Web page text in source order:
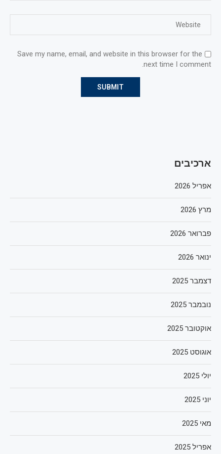
Save my name, email, and website in this browser for the
next time I comment.
ארכיבים
אפריל 2026
מרץ 2026
פברואר 2026
ינואר 2026
דצמבר 2025
נובמבר 2025
אוקטובר 2025
אוגוסט 2025
יולי 2025
יוני 2025
מאי 2025
אפריל 2025